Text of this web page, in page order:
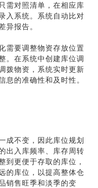
需对照清单，在相应库
入系统。系统自动比对
异报告。
需要调整物资存放位置
。在系统中创建库位调
拨物资，系统实时更新
息的准确性和及时性。
成不变，因此库位规划
出入库频率、库存周转
到更便于存取的库位，
的库位，以提高整体仓
销售旺季和淡季的变